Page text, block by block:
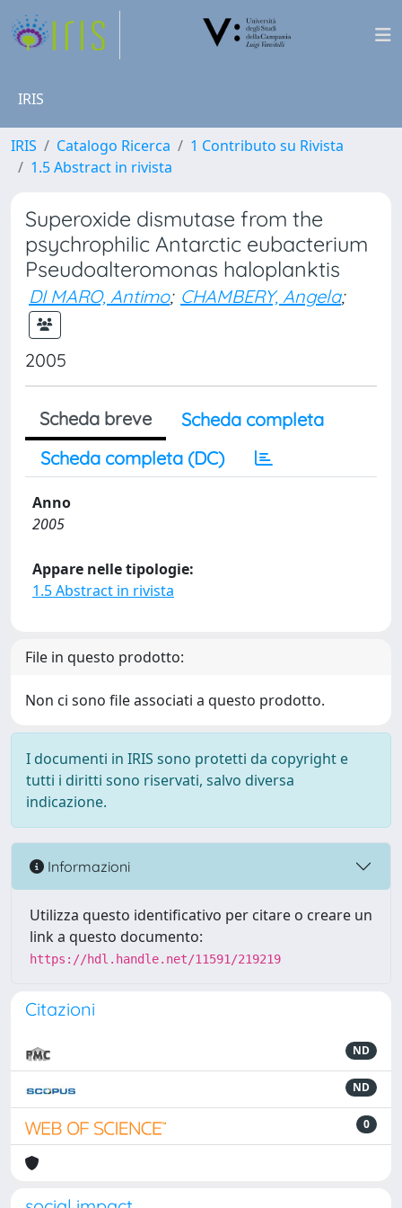
IRIS
IRIS Catalogo Ricerca
1 Contributo su Rivista
1.5 Abstract in rivista
Superoxide dismutase from the
psychrophilic Antarctic eubacterium
Pseudoalteromonas haloplanktis
DI MARO, Antimo; CHAMBERY, Angela;
2005
Scheda breve
Scheda completa
Scheda completa (DC)
Anno
2005
Appare nelle tipologie:
1.5 Abstract in rivista
File in questo prodotto:
Non ci sono file associati a questo prodotto.
I documenti in IRIS sono protetti da copyright e
tutti i diritti sono riservati, salvo diversa
indicazione.
Informazioni
Utilizza questo identificativo per citare o creare un
link a questo documento:
https://hdl.handle.net/11591/219219
Citazioni
ND
ND
0